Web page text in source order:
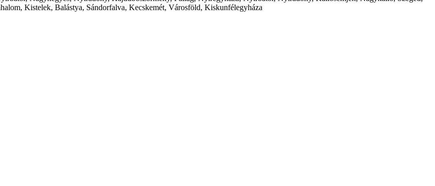
Kistelek, Balástya, Sándorfalva, Kecskemét, Városföld, Kiskunfélegyháza